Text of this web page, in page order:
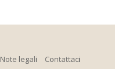
Note legali Contattaci